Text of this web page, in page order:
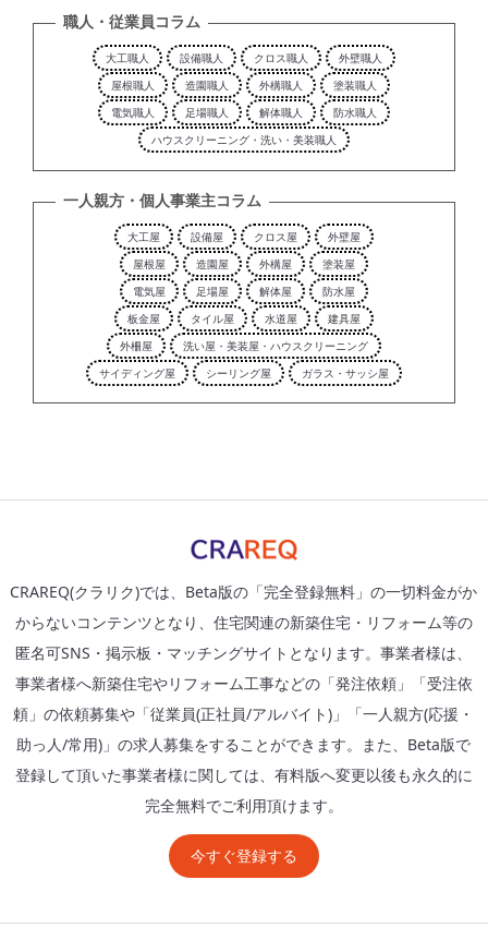
職人・従業員コラム
大工職人 設備職人 クロス職人
外壁職人
屋根職人
造園職人 外構職人
塗装職人
電気職人
足場職人 解体職人
防水職人
ハウスクリーニング・洗い・美装職人
一人親方・個人事業主コラム
大工屋 設備屋 クロス屋
外壁屋
屋根屋
造園屋 外構屋
塗装屋
電気屋
足場屋 解体屋
防水屋
板金屋
タイル屋 水道屋
建具屋
外柵屋
洗い屋・美装屋・ハウスクリーニング
サイディング屋
シーリング屋 ガラス・サッシ屋
CRAREQ(クラリク)では、Beta版の「完全登録無料」の一切料金がか
からないコンテンツとなり、住宅関連の新築住宅・リフォーム等の
匿名可SNS・掲示板・マッチングサイトとなります。事業者様は、
事業者様へ新築住宅やリフォーム工事などの「発注依頼」「受注依
頼」の依頼募集や「従業員(正社員/アルバイト)」「一人親方(応援・
助っ人/常用)」の求人募集をすることができます。また、Beta版で
登録して頂いた事業者様に関しては、有料版へ変更以後も永久的に
完全無料でご利用頂けます。
今すぐ登録する